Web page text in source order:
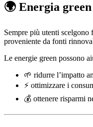
🌍 Energia
Sempre più utenti
proveniente da fonti
Le energie green possono
🌱 ridurre l’impatto
⚡ ottimizzare i
💰 ottenere risparmi